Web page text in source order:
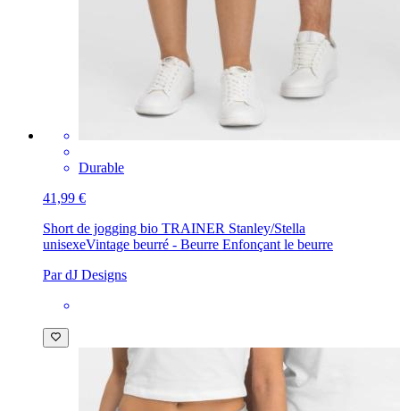
Durable
41,99 €
Short de jogging bio TRAINER Stanley/Stella
unisexeVintage beurré - Beurre Enfonçant le beurre
Par dJ Designs